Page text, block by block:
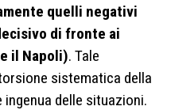
quelli negativi
di fronte ai
il Napoli). Tale
sistematica della
delle situazioni.